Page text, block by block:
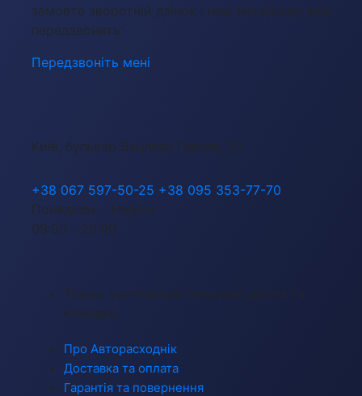
замовте зворотній дзінок і наш менеджер вам
передзвонить:
Передзвоніть мені
Київ, бульвар Вацлава Гавела, 23
+38 067 597-50-25 +38 095 353-77-70
Понеділок - Неділя
09:00 - 20:00
Тільки оригінальні гальмівні диски та
колодки
Про Авторасходнік
Доставка та оплата
Гарантія та повернення